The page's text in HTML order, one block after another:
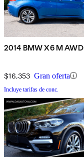
2014 BMW X6 M AWD
$16,353 Gran oferta
Incluye tarifas de conc.